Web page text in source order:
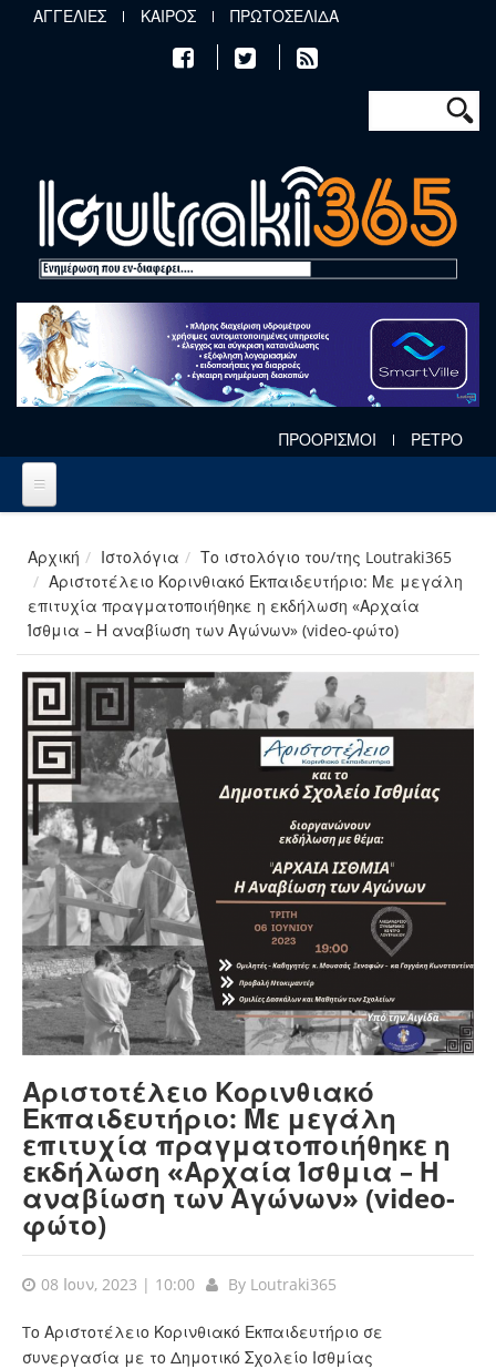
Παράκαμψη προς το κυρίως περιεχόμενο
ΑΓΓΕΛΙΕΣ ΚΑΙΡΟΣ ΠΡΩΤΟΣΕΛΙΔΑ
Φόρμα
Αναζήτηση
ΠΡΟΟΡΙΣΜΟΙ ΡΕΤΡΟ
Αρχική Ιστολόγια
Το ιστολόγιο του/της Loutraki365
Αριστοτέλειο Κορινθιακό Εκπαιδευτήριο: Με μεγάλη
επιτυχία πραγματοποιήθηκε η εκδήλωση «Αρχαία
Ίσθμια – Η αναβίωση των Αγώνων» (video-φώτο)
Αριστοτέλειο Κορινθιακό
Εκπαιδευτήριο: Με μεγάλη
επιτυχία πραγματοποιήθηκε η
εκδήλωση «Αρχαία Ίσθμια – Η
αναβίωση των Αγώνων» (video-
φώτο)
08 Ιουν, 2023 | 10:00 By Loutraki365
Tο Αριστοτέλειο Κορινθιακό Εκπαιδευτήριο σε
συνεργασία με το Δημοτικό Σχολείο Ισθμίας